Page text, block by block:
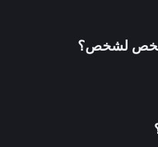
شخص لشخص؟